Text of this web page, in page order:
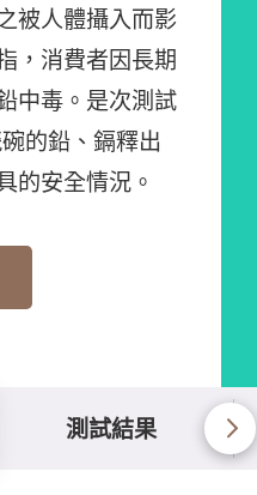
被人體攝入而影
，消費者因長期
中毒。是次測試
的鉛、鎘釋出
的安全情況。
測試結果